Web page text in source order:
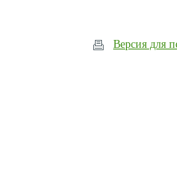
Версия для